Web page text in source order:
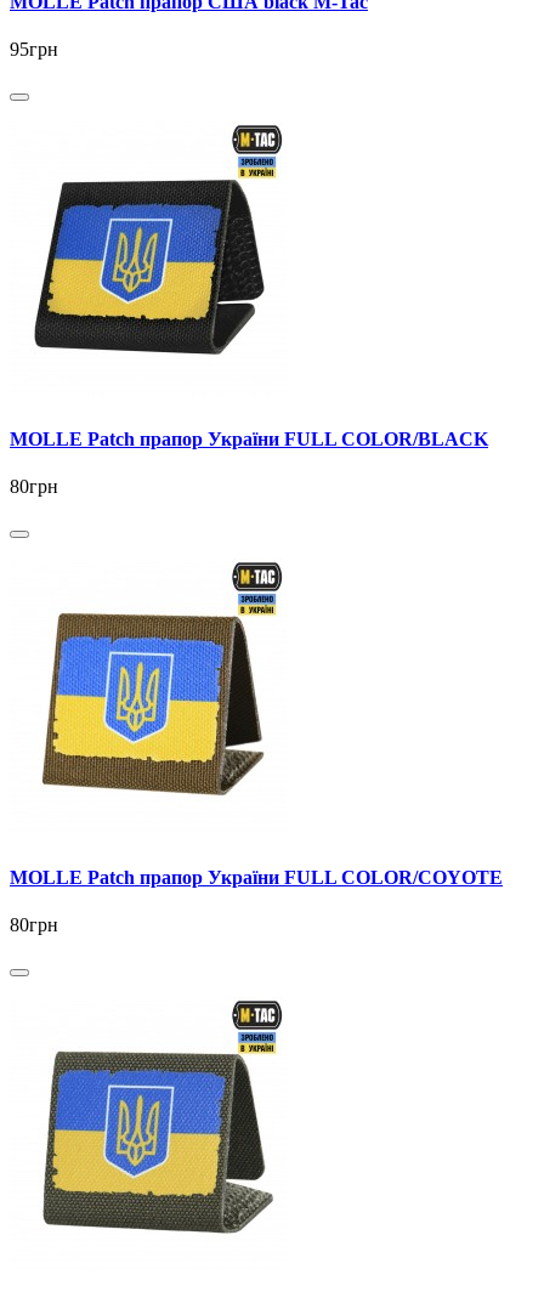
95грн
MOLLE Patch прапор України FULL COLOR/BLACK
80грн
MOLLE Patch прапор України FULL COLOR/COYOTE
80грн